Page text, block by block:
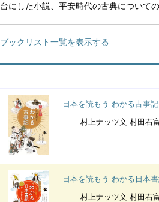
台にした小説、平安時代の古典について
ブックリスト一覧を表示する
日本を読もう わかる古事
村上ナッツ文 村田右富実監
日本を読もう わかる日本
村上ナッツ文 村田右富実監